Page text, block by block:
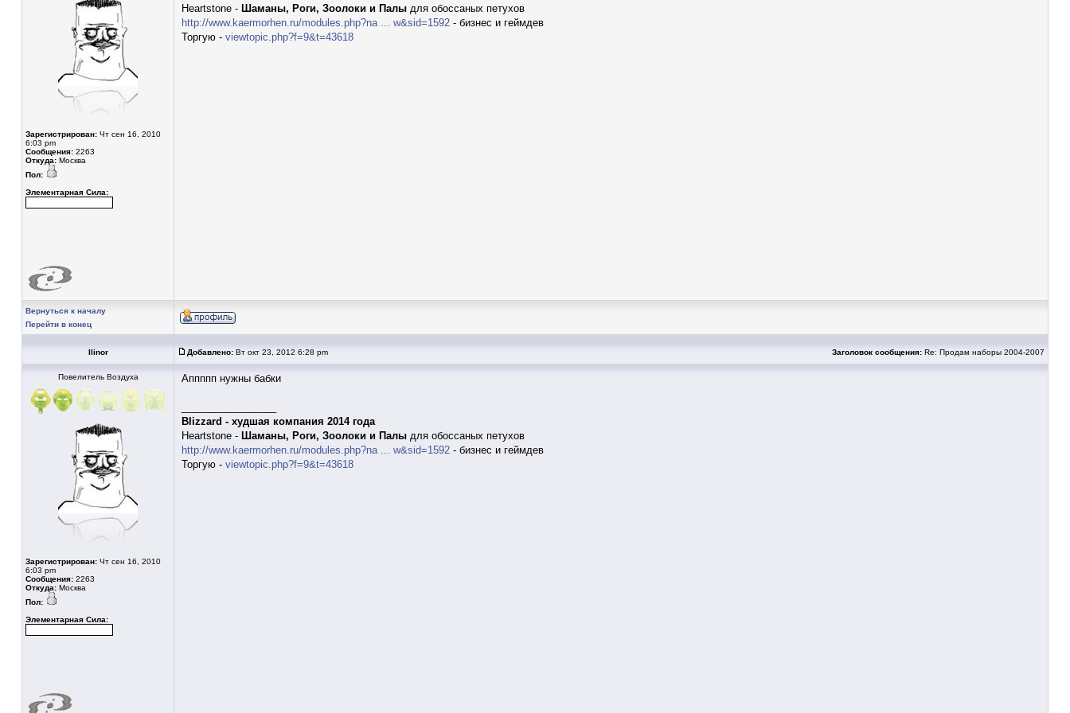
Зарегистрирован: Чт сен 16, 2010
6:03 pm
Сообщения: 2263
Откуда: Москва
Пол:
Элементарная Сила:
Heartstone - Шаманы, Роги, Зоолоки и Палы для обоссаных петухов
http://www.kaermorhen.ru/modules.php?na ... w&sid=1592 - бизнес и геймдев
Торгую - viewtopic.php?f=9&t=43618
Вернуться к началу
Перейти в конец
Ilinor Добавлено: Вт окт 23, 2012 6:28 pm Заголовок сообщения: Re: Продам наборы 2004-2007
Повелитель Воздуха
Зарегистрирован: Чт сен 16, 2010
6:03 pm
Сообщения: 2263
Откуда: Москва
Пол:
Элементарная Сила:
Аппппп нужны бабки
Blizzard - худшая компания 2014 года
Heartstone - Шаманы, Роги, Зоолоки и Палы для обоссаных петухов
http://www.kaermorhen.ru/modules.php?na ... w&sid=1592 - бизнес и геймдев
Торгую - viewtopic.php?f=9&t=43618